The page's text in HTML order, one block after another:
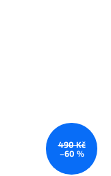
490 Kč
–60 %